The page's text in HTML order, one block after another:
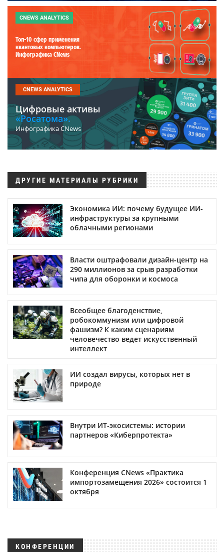
CNEWS ANALYTICS
Топ-10 сфер применения
квантовых компьютеров.
Инфографика CNews
CNEWS ANALYTICS
Цифровые активы
«Росатома».
Инфографика CNews
ДРУГИЕ МАТЕРИАЛЫ РУБРИКИ
Экономика ИИ: почему будущее ИИ-
инфраструктуры за крупными
облачными регионами
Власти оштрафовали дизайн-центр на
290 миллионов за срыв разработки
чипа для оборонки и космоса
Всеобщее благоденствие,
робокоммунизм или цифровой
фашизм? К каким сценариям
человечество ведет искусственный
интеллект
ИИ создал вирусы, которых нет в
природе
Внутри ИТ-экосистемы: истории
партнеров «Киберпротекта»
Конференция CNews «Практика
импортозамещения 2026» состоится 1
октября
КОНФЕРЕНЦИИ